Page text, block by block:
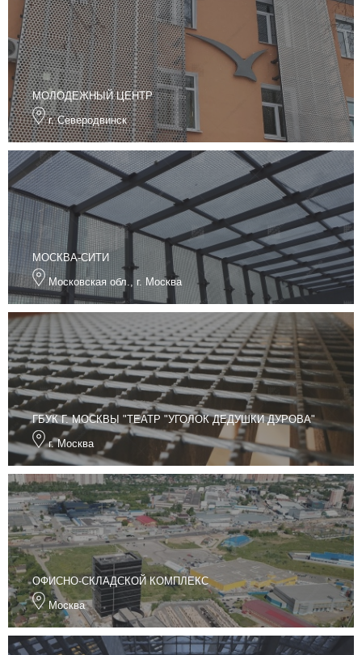
МОЛОДЕЖНЫЙ ЦЕНТР
г. Северодвинск
МОСКВА-СИТИ
Московская обл., г. Москва
ГБУК Г. МОСКВЫ "ТЕАТР "УГОЛОК ДЕДУШКИ ДУРОВА"
г. Москва
ОФИСНО-СКЛАДСКОЙ КОМПЛЕКС
Москва